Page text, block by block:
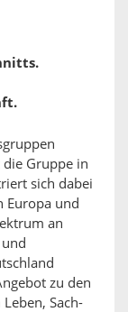
die Gruppe in
sich dabei
Europa und
an
zu den
Sach-